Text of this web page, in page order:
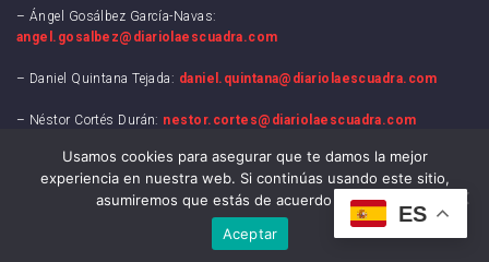
– Ángel Gosálbez García-Navas:
angel.gosalbez@diariolaescuadra.com
– Daniel Quintana Tejada: daniel.quintana@diariolaescuadra.com
– Néstor Cortés Durán: nestor.cortes@diariolaescuadra.com
ES
Usamos cookies para asegurar que te damos la mejor
experiencia en nuestra web. Si continúas usando este sitio,
asumiremos que estás de acuerdo con ello.
Aceptar